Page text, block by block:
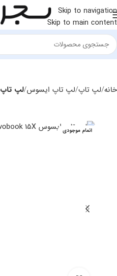
Skip to navigation
Skip to main content
خانه لپ تاپ لپ تاپ ایسوس لپ تاپ Vivobook
اتمام موجودی